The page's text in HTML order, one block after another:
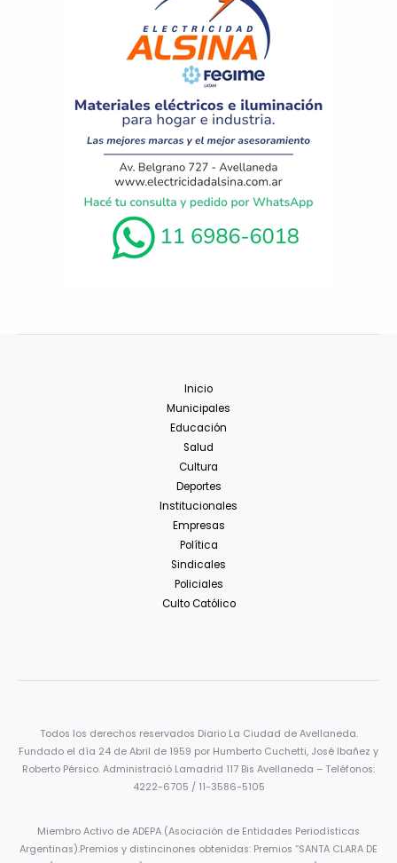
Inicio
Municipales
Educación
Salud
Cultura
Deportes
Institucionales
Empresas
Política
Sindicales
Policiales
Culto Católico
Todos los derechos reservados Diario La Ciudad de Avellaneda.
Fundado el día 24 de Abril de 1959 por Humberto Cuchetti, José Ibañez y
Roberto Pérsico. Administració Lamadrid 117 Bis Avellaneda – Teléfonos:
4222-6705 / 11-3586-5105
Miembro Activo de ADEPA (Asociación de Entidades Periodísticas
Argentinas).Premios y distincinones obtenidas: Premios “SANTA CLARA DE